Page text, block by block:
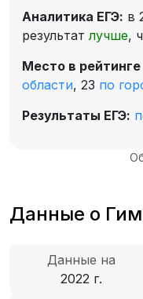
Аналитика ЕГЭ: в
результатлучше,
Место в
области, 23 по
Результаты ЕГЭ:
Данные о
Данные на
2022 г.